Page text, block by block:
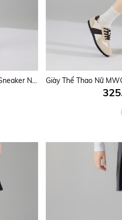
Giày Thể Thao Nữ MWC A388 - Giày Sneaker Nữ Da Phối Lưới Thoáng Khí, Đi Học, Đi Chơi, Chạy Bộ, Năng Động, Trẻ Trung.